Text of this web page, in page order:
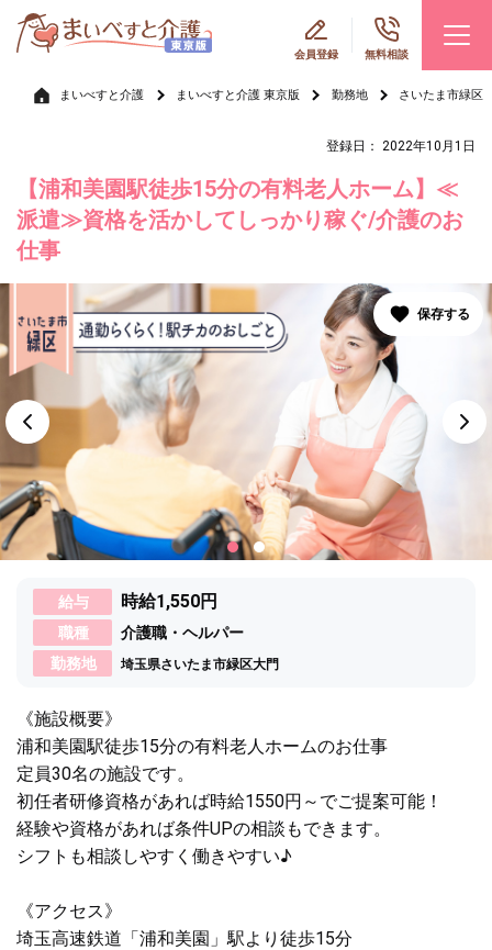
会員登録 無料相談
まいべすと介護 まいべすと介護 東京版 勤務地 さいたま市緑区
登録日： 2022年10月1日
【浦和美園駅徒歩15分の有料老人ホーム】≪
派遣≫資格を活かしてしっかり稼ぐ/介護のお
仕事
給与 時給1,550円
職種
介護職・ヘルパー
勤務地
埼玉県さいたま市緑区大門
《施設概要》
浦和美園駅徒歩15分の有料老人ホームのお仕事
定員30名の施設です。
初任者研修資格があれば時給1550円～でご提案可能！
経験や資格があれば条件UPの相談もできます。
シフトも相談しやすく働きやすい♪
《アクセス》
埼玉高速鉄道「浦和美園」駅より徒歩15分